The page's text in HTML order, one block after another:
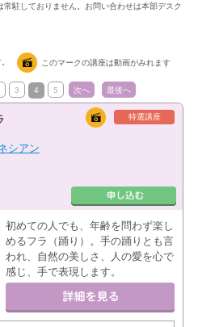
駐しておりません。お問い合わせは本部デスク
このマークの講座は動画がみれます
3 4 5 次へ 最後へ
特選講座
シアン
初めての人でも、年齢を問わず楽し
めるフラ（踊り）。手の踊りとも言
われ、自然の美しさ、人の愛を心で
感じ、手で表現します。